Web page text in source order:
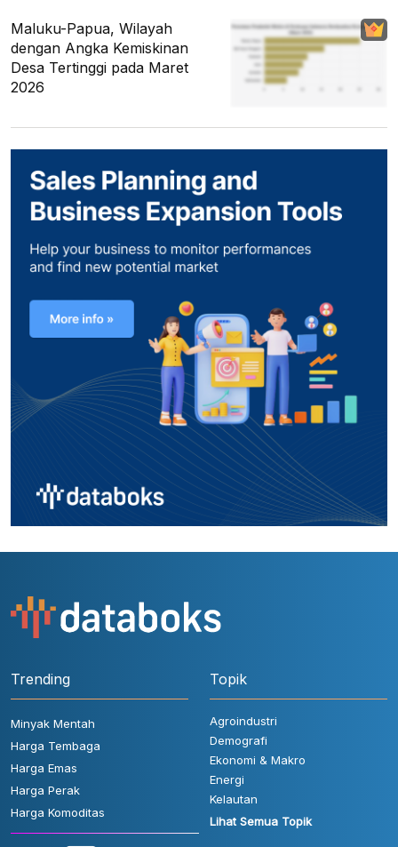
Maluku-Papua, Wilayah
dengan Angka Kemiskinan
Desa Tertinggi pada Maret
2026
Trending
Minyak Mentah
Harga Tembaga
Harga Emas
Harga Perak
Harga Komoditas
Topik
Agroindustri
Demografi
Ekonomi & Makro
Energi
Kelautan
Lihat Semua Topik